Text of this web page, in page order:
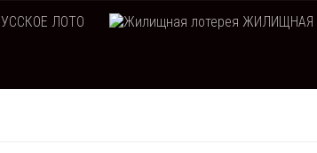
ЛОТО ЖИЛИЩНАЯ